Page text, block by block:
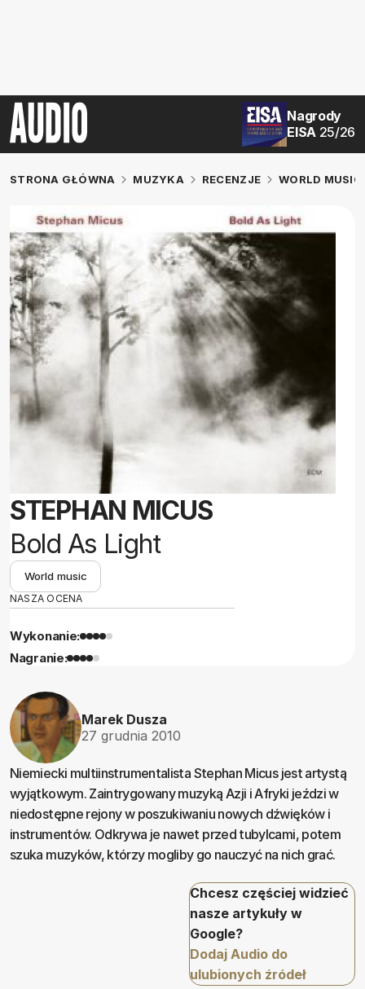
Nagrody
EISA 25/26
STRONA GŁÓWNA MUZYKA RECENZJE WORLD MUSIC
STEPHAN MICUS
Bold As Light
World music
NASZA OCENA
Wykonanie:
Nagranie:
Marek Dusza
27 grudnia 2010
Niemiecki multiinstrumentalista Stephan Micus jest artystą
wyjątkowym. Zaintrygowany muzyką Azji i Afryki jeździ w
niedostępne rejony w poszukiwaniu nowych dźwięków i
instrumentów. Odkrywa je nawet przed tubylcami, potem
szuka muzyków, którzy mogliby go nauczyć na nich grać.
Chcesz częściej widzieć
nasze artykuły w
Google?
Dodaj Audio do
ulubionych źródeł